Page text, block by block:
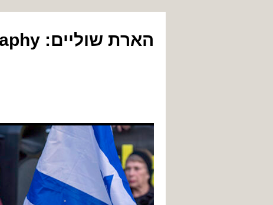
הארת שוליים: Yair Gil Photography